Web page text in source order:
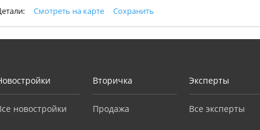
Смотреть на карте Сохранить
новостройки
Вторичка
Продажа
Эксперты
Все эксперты